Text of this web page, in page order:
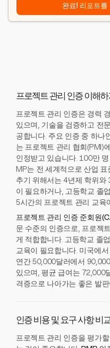
완료! 리포트
프로젝트 관리 인증 이해하
프로젝트 관리 인증은 경력
있으며, 기술을 검증하고 전
공합니다. 주요 인증 중 하나
는 프로젝트 관리 협회(PMI)
인정받고 있습니다. 100만
MP는 전 세계적으로 산업
추기 위해서는 4년제 학위와
이 필요하거나, 고등학교 졸
5시간의 프로젝트 관리 교육
프로젝트 관리 인증 준회원
문 수준의 인증으로, 프로젝
게 적합합니다. 고등학교 졸
교육이 필요합니다. 미국에
연간 50,000달러에서
있으며, 평균 급여는 72,000
격증으로 나아가는 좋은 발
인증 비용 및 요구 사항 비
프로젝트 관리 인증을 평가